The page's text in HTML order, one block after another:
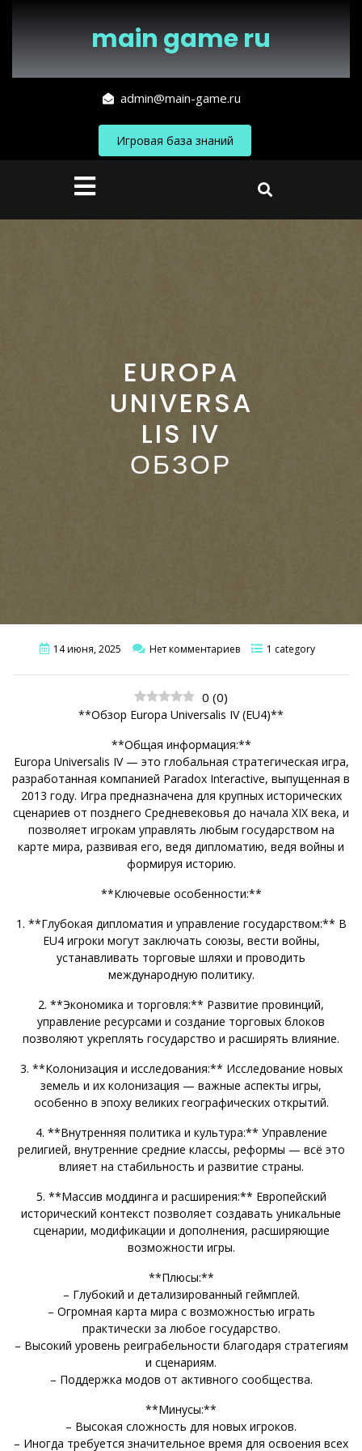
main game ru
admin@main-game.ru
Игровая база знаний
Кнопка
Открыть
EUROPA
UNIVERSA
LIS IV
ОБЗОР
14 июня, 2025 Нет комментариев 1 category
0 (0)
**Обзор Europa Universalis IV (EU4)**
**Общая информация:**
Europa Universalis IV — это глобальная стратегическая игра,
разработанная компанией Paradox Interactive, выпущенная в
2013 году. Игра предназначена для крупных исторических
сценариев от позднего Средневековья до начала XIX века, и
позволяет игрокам управлять любым государством на
карте мира, развивая его, ведя дипломатию, ведя войны и
формируя историю.
**Ключевые особенности:**
1. **Глубокая дипломатия и управление государством:** В
EU4 игроки могут заключать союзы, вести войны,
устанавливать торговые шляхи и проводить
международную политику.
2. **Экономика и торговля:** Развитие провинций,
управление ресурсами и создание торговых блоков
позволяют укреплять государство и расширять влияние.
3. **Колонизация и исследования:** Исследование новых
земель и их колонизация — важные аспекты игры,
особенно в эпоху великих географических открытий.
4. **Внутренняя политика и культура:** Управление
религией, внутренние средние классы, реформы — всё это
влияет на стабильность и развитие страны.
5. **Массив моддинга и расширения:** Европейский
исторический контекст позволяет создавать уникальные
сценарии, модификации и дополнения, расширяющие
возможности игры.
**Плюсы:**
– Глубокий и детализированный геймплей.
– Огромная карта мира с возможностью играть
практически за любое государство.
– Высокий уровень реиграбельности благодаря стратегиям
и сценариям.
– Поддержка модов от активного сообщества.
**Минусы:**
– Высокая сложность для новых игроков.
– Иногда требуется значительное время для освоения всех